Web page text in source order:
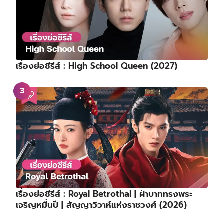
เรื่องย่อซีรีส์ : High School Queen (2027)
เรื่องย่อซีรีส์ : Royal Betrothal | ฝ่าบาททรงพระ
เจริญหมื่นปี | สัญญาวิวาห์แห่งราชวงศ์ (2026)